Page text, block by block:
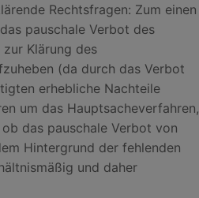
Rechtsfragen: Zum einen
pauschale Verbot des
Klärung des
(da durch das Verbot
erhebliche Nachteile
um das Hauptsacheverfahren,
das pauschale Verbot von
Hintergrund der fehlenden
und daher